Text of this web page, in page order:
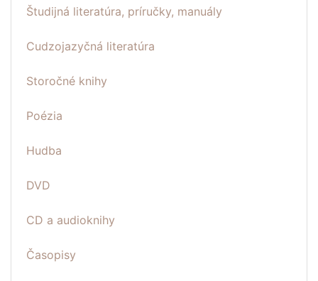
Študijná literatúra, príručky, manuály
Cudzojazyčná literatúra
Storočné knihy
Poézia
Hudba
DVD
CD a audioknihy
Časopisy